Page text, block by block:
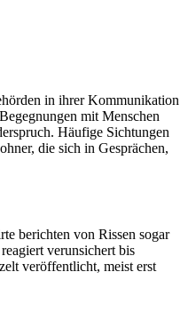
in ihrer Kommunikation
mit Menschen
Häufige Sichtungen
die sich in Gesprächen,
berichten von Rissen sogar
verunsichert bis
veröffentlicht, meist erst